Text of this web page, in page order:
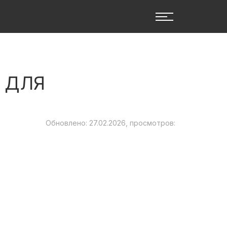
ДЛЯ
Обновлено: 27.02.2026, просмотров: